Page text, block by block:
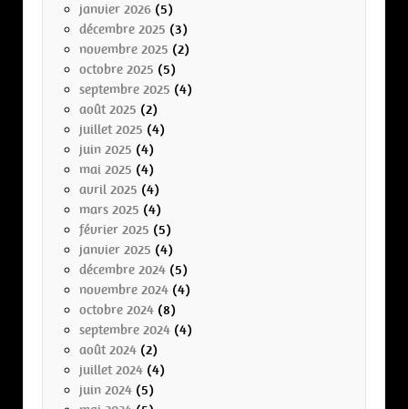
janvier 2026 (5)
décembre 2025 (3)
novembre 2025 (2)
octobre 2025 (5)
septembre 2025 (4)
août 2025 (2)
juillet 2025 (4)
juin 2025 (4)
mai 2025 (4)
avril 2025 (4)
mars 2025 (4)
février 2025 (5)
janvier 2025 (4)
décembre 2024 (5)
novembre 2024 (4)
octobre 2024 (8)
septembre 2024 (4)
août 2024 (2)
juillet 2024 (4)
juin 2024 (5)